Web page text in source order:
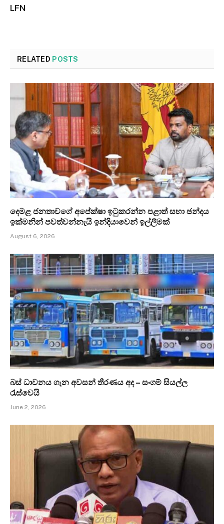
LFN
RELATED POSTS
දෙමළ ජනතාවගේ අපේක්ෂා ඉටුකරන්න පළාත් සභා ඡන්දය
ඉක්මනින් පවත්වන්නැයි ඉන්දියාවෙන් ඉල්ලීමක්
August 6, 2026
බස් ධාවනය ගැන අවසන් තීරණය අද – සංගම් සියල්ල
රැස්වෙයි
June 2, 2026